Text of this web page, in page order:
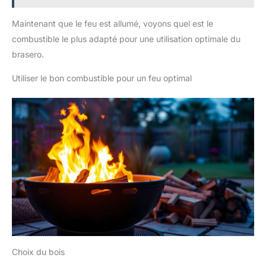
Maintenant que le feu est allumé, voyons quel est le
combustible le plus adapté pour une utilisation optimale du
brasero.
Utiliser le bon combustible pour un feu optimal
Choix du bois